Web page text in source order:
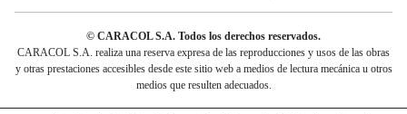
© CARACOL S.A. Todos los derechos reservados.
CARACOL S.A. realiza una reserva expresa de las reproducciones y usos de las obras
y otras prestaciones accesibles desde este sitio web a medios de lectura mecánica u otros
medios que resulten adecuados.